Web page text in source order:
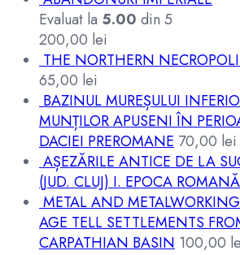
Evaluat la 5.00 din 5
200,00 lei
THE NORTHERN
65,00 lei
BAZINUL MUREȘULUI
MUNȚILOR APUSENI ÎN
DACIEI PREROMANE 70,00 lei
AȘEZĂRILE ANTICE DE LA
(JUD. CLUJ) I. EPOCA ROMANĂ
METAL AND
AGE TELL SETTLEMENTS
CARPATHIAN BASIN 100,00